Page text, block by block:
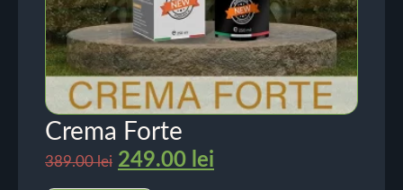
Crema Forte
389.00lei 249.00 lei